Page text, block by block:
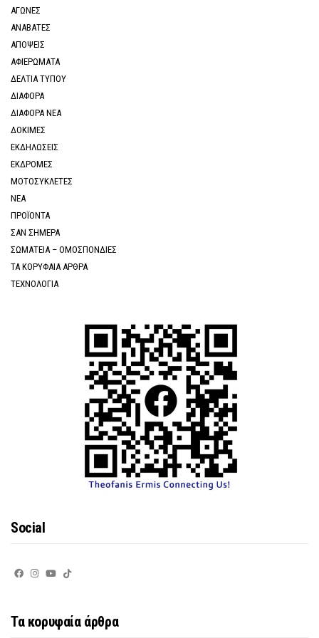
ΑΓΩΝΕΣ
ΑΝΑΒΑΤΕΣ
ΑΠΟΨΕΙΣ
ΑΦΙΕΡΩΜΑΤΑ
ΔΕΛΤΙΑ ΤΥΠΟΥ
ΔΙΑΦΟΡΑ
ΔΙΑΦΟΡΑ ΝΕΑ
ΔΟΚΙΜΕΣ
ΕΚΔΗΛΩΣΕΙΣ
ΕΚΔΡΟΜΕΣ
ΜΟΤΟΣΥΚΛΕΤΕΣ
ΝΕΑ
ΠΡΟΪΟΝΤΑ
ΣΑΝ ΣΗΜΕΡΑ
ΣΩΜΑΤΕΙΑ – ΟΜΟΣΠΟΝΔΙΕΣ
ΤΑ ΚΟΡΥΦΑΙΑ ΑΡΘΡΑ
ΤΕΧΝΟΛΟΓΙΑ
Social
Τα κορυφαία άρθρα